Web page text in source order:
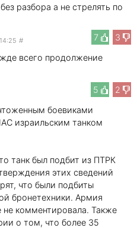
разбора а не стрелять по
7
3
#
всего продолжение
5
2
боевиками
израильским танком
танк был подбит из ПТРК
этих сведений
что были подбиты
бронетехники. Армия
комментировала. Также
о том, что более 35